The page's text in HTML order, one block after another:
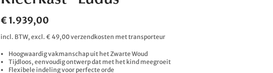
€ 1.939,00
incl. BTW, excl. € 49,00 verzendkosten met transporteur
Hoogwaardig vakmanschap uit het Zwarte Woud
Tijdloos, eenvoudig ontwerp dat met het kind meegroeit
Flexibele indeling voor perfecte orde